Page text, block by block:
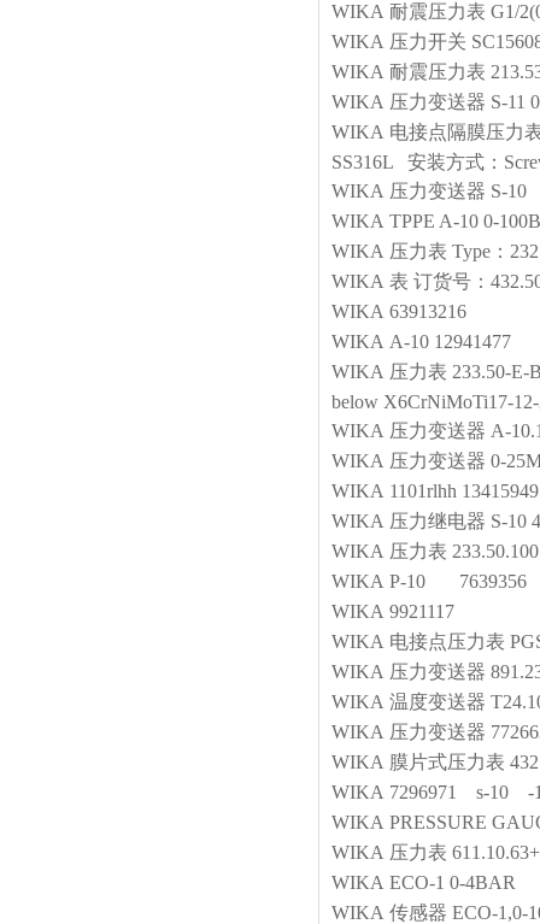
WIKA 耐震压力表 G1/
WIKA 压力开关
WIKA 耐震压力表
WIKA 压力变送器 S-11
WIKA 电接点隔膜压力
SS316L 安装方式：
WIKA 压力变送器 S-10
WIKA TPPE A-10 0-
WIKA 压力表 Type：
WIKA 表 订货号：
WIKA 63913216
WIKA A-10 12941477
WIKA 压力表 233.50-E-
below X6CrNiMoTi17-
WIKA 压力变送器 A-
WIKA 压力变送器 0-
WIKA 1101rlhh 13415949
WIKA 压力继电器 S-10
WIKA 压力表
WIKA P-10 7639356
WIKA 9921117
WIKA 电接点压力表
WIKA 压力变送器
WIKA 温度变送器
WIKA 压力变送器
WIKA 膜片式压力表
WIKA 7296971 s-10 -
WIKA PRESSURE
WIKA 压力表
WIKA ECO-1 0-4BAR
WIKA 传感器 ECO-1,0-